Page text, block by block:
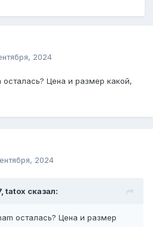
2024
Цена и размер какой,
2024
tatox сказал:
осталась? Цена и размер